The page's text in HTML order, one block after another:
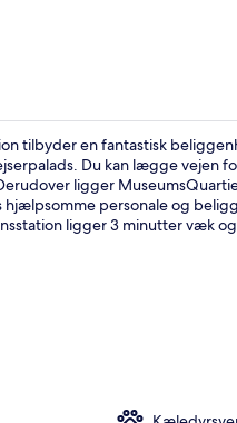
tilbyder en fantastisk
Du kan lægge
ligger
hjælpsomme personale og
ligger 3 minutter væk